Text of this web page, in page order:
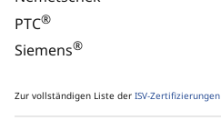
PTC®
Siemens®
Zur vollständigen Liste der ISV-Zertifizierungen